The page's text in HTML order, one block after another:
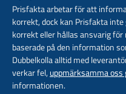
Prisfakta arbetar för att
korrekt, dock kan Prisfakta
korrekt eller hållas ansvarig
baserade på den information
Dubbelkolla alltid med
verkar fel,uppmärksamma oss
informationen.